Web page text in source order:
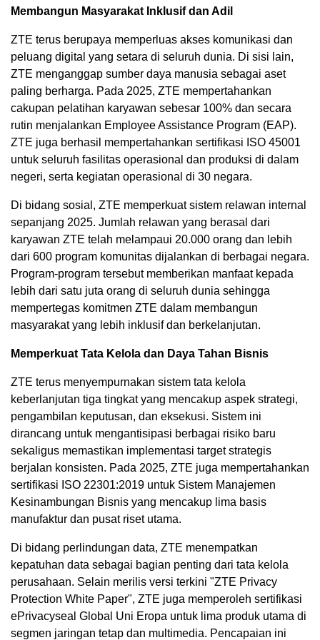
Membangun Masyarakat Inklusif dan Adil
ZTE terus berupaya memperluas akses komunikasi dan
peluang digital yang setara di seluruh dunia. Di sisi lain,
ZTE menganggap sumber daya manusia sebagai aset
paling berharga. Pada 2025, ZTE mempertahankan
cakupan pelatihan karyawan sebesar 100% dan secara
rutin menjalankan Employee Assistance Program (EAP).
ZTE juga berhasil mempertahankan sertifikasi ISO 45001
untuk seluruh fasilitas operasional dan produksi di dalam
negeri, serta kegiatan operasional di 30 negara.
Di bidang sosial, ZTE memperkuat sistem relawan internal
sepanjang 2025. Jumlah relawan yang berasal dari
karyawan ZTE telah melampaui 20.000 orang dan lebih
dari 600 program komunitas dijalankan di berbagai negara.
Program-program tersebut memberikan manfaat kepada
lebih dari satu juta orang di seluruh dunia sehingga
mempertegas komitmen ZTE dalam membangun
masyarakat yang lebih inklusif dan berkelanjutan.
Memperkuat Tata Kelola dan Daya Tahan Bisnis
ZTE terus menyempurnakan sistem tata kelola
keberlanjutan tiga tingkat yang mencakup aspek strategi,
pengambilan keputusan, dan eksekusi. Sistem ini
dirancang untuk mengantisipasi berbagai risiko baru
sekaligus memastikan implementasi target strategis
berjalan konsisten. Pada 2025, ZTE juga mempertahankan
sertifikasi ISO 22301:2019 untuk Sistem Manajemen
Kesinambungan Bisnis yang mencakup lima basis
manufaktur dan pusat riset utama.
Di bidang perlindungan data, ZTE menempatkan
kepatuhan data sebagai bagian penting dari tata kelola
perusahaan. Selain merilis versi terkini "ZTE Privacy
Protection White Paper", ZTE juga memperoleh sertifikasi
ePrivacyseal Global Uni Eropa untuk lima produk utama di
segmen jaringan tetap dan multimedia. Pencapaian ini